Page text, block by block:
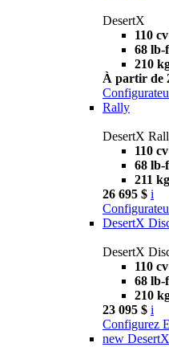
DesertX
110 cv
68 lb-
210
À partir de
Rally
DesertX
110 cv
68 lb-
211 kg
26 695 $ i
DesertX
DesertX
110 cv
68 lb-
210
23 095 $ i
Configurez
new